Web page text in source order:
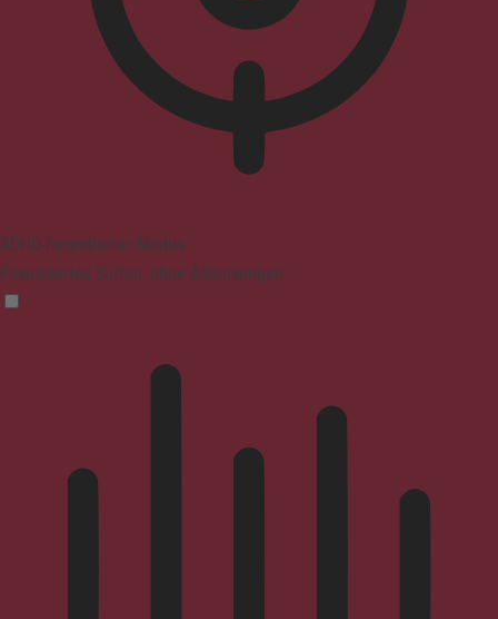
ADHD-freundlicher Modus
Fokussiertes Surfen, ohne Ablenkungen